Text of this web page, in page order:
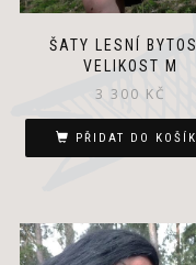
ŠATY LESNÍ
VELIKOST M
3 300 KČ
PŘIDAT DO